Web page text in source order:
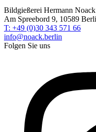
Bildgießerei Hermann
Am Spreebord 9, 10589
T: +49 (0)30 343 571 66
info@noack.berlin
Folgen Sie uns